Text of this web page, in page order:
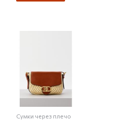
Сумки через плечо